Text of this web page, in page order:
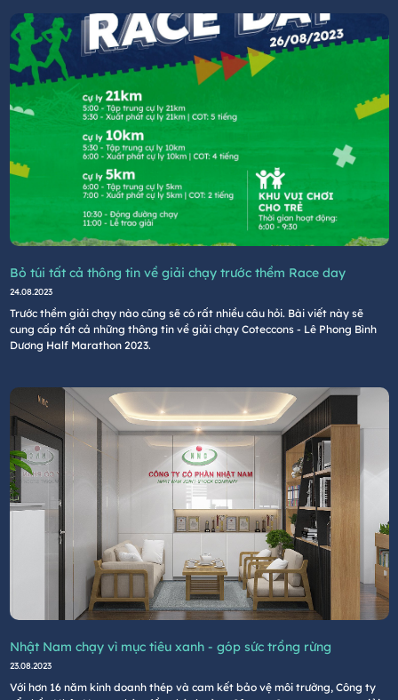
Bỏ túi tất cả thông tin về giải chạy trước thềm Race day
24.08.2023
Trước thềm giải chạy nào cũng sẽ có rất nhiều câu hỏi. Bài viết này sẽ
cung cấp tất cả những thông tin về giải chạy Coteccons - Lê Phong Bình
Dương Half Marathon 2023.
Nhật Nam chạy vì mục tiêu xanh - góp sức trồng rừng
23.08.2023
Với hơn 16 năm kinh doanh thép và cam kết bảo vệ môi trường, Công ty